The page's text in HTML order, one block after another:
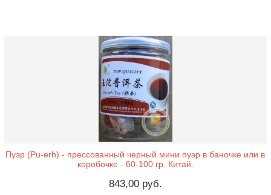
Пуэр (Pu-erh) - прессованный черный мини пуэр в баночке или в
коробочке - 60-100 гр. Китай.
843,00 руб.